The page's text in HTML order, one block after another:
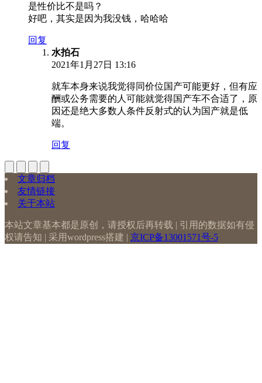
是性价比不是吗？
好吧，其实是因为我没钱，哈哈哈
回复
水拍石
2021年1月27日 13:16
就车本身来说我觉得同价位国产可能更好，但有应
酬或公务需要的人可能就觉得国产车不合适了，原
因还是绝大多数人条件反射式的认为国产就是低
端。
回复
文章归档
友情链接
关于本站
本站文章基本都是原创，请授权后再转载 | 引用的数据如有侵
权请告知 | 采用wordpress搭建 | 京ICP备13001571号-5